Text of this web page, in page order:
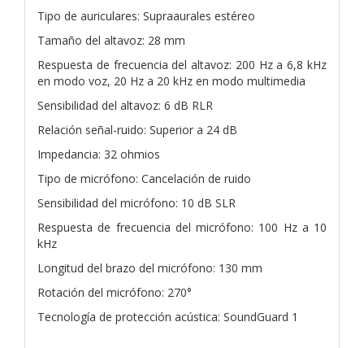
Tipo de auriculares: Supraaurales estéreo
Tamaño del altavoz: 28 mm
Respuesta de frecuencia del altavoz: 200 Hz a 6,8 kHz
en modo voz, 20 Hz a 20 kHz en modo multimedia
Sensibilidad del altavoz: 6 dB RLR
Relación señal-ruido: Superior a 24 dB
Impedancia: 32 ohmios
Tipo de micrófono: Cancelación de ruido
Sensibilidad del micrófono: 10 dB SLR
Respuesta de frecuencia del micrófono: 100 Hz a 10
kHz
Longitud del brazo del micrófono: 130 mm
Rotación del micrófono: 270°
Tecnología de protección acústica: SoundGuard 1